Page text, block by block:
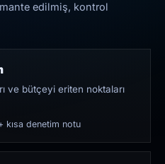
edilmiş, kontrol
ve bütçeyi eriten noktaları
kısa denetim notu